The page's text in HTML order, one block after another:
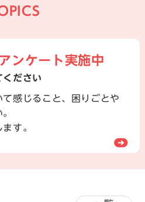
ンケート実施中
ください
感じること、困りごとや
す。